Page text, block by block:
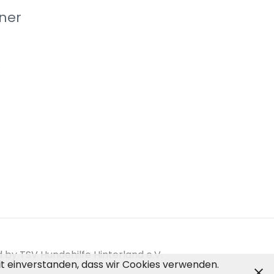
by TSV Hundehilfe Hinterland e.V.
dass wir Cookies verwenden.